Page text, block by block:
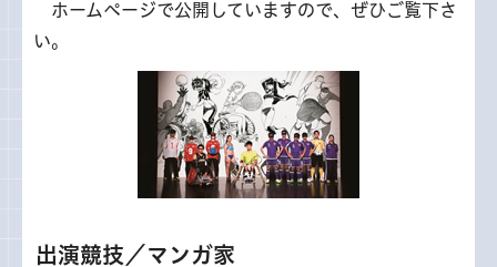
ホームページで公開していますので、ぜひご覧下さ
い。
出演競技／マンガ家